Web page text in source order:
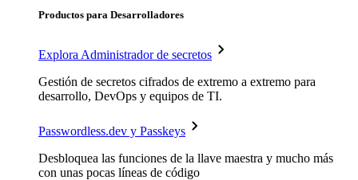
Productos para Desarrolladores
Explora Administrador de secretos
Gestión de secretos cifrados de extremo a extremo para
desarrollo, DevOps y equipos de TI.
Passwordless.dev y Passkeys
Desbloquea las funciones de la llave maestra y mucho más
con unas pocas líneas de código